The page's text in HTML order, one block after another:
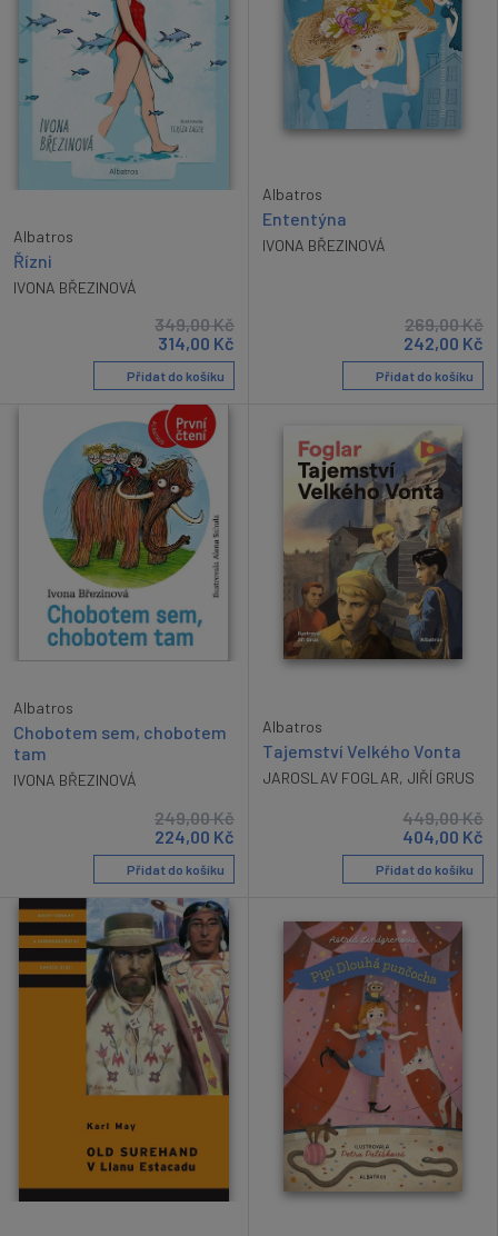
Albatros
Řízni
IVONA BŘEZINOVÁ
349,00Kč
314,00 Kč
Přidat do košíku
Albatros
Ententýna
IVONA BŘEZINOVÁ
269,00Kč
242,00 Kč
Přidat do košíku
Albatros
Chobotem sem, chobotem
tam
IVONA BŘEZINOVÁ
249,00Kč
224,00 Kč
Přidat do košíku
Albatros
Tajemství Velkého Vonta
JAROSLAV FOGLAR, JIŘÍ GRUS
449,00Kč
404,00 Kč
Přidat do košíku